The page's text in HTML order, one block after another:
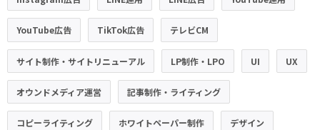
YouTube広告 TikTok広告 テレビCM
サイト制作・サイトリニューアル LP制作・LPO UI UX
オウンドメディア運営 記事制作・ライティング
コピーライティング ホワイトペーパー制作 デザイン